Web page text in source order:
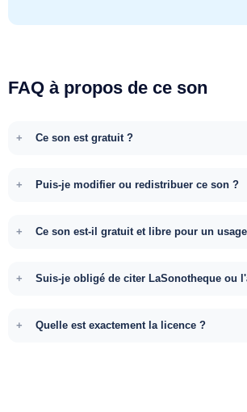
FAQ à propos de ce son
Ce son est gratuit ?
Puis-je modifier ou redistribuer ce son ?
Ce son est-il gratuit et libre pour un
Suis-je obligé de citer LaSonotheque ou
Quelle est exactement la licence ?